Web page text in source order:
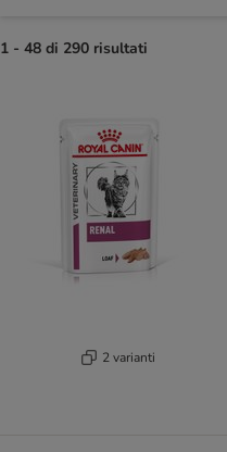
1 - 48 di 290 risultati
2 varianti